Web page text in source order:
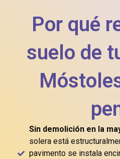
Por qué
suelo de
Sin demolición en la
solera está
pavimento se instala